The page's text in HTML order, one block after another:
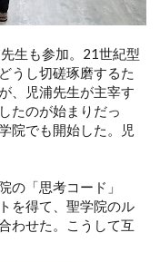
生も参加。21世紀型
うし切磋琢磨するた
、児浦先生が主宰す
たのが始まりだっ
院でも開始した。児
の「思考コード」
を得て、聖学院のル
わせた。こうして互